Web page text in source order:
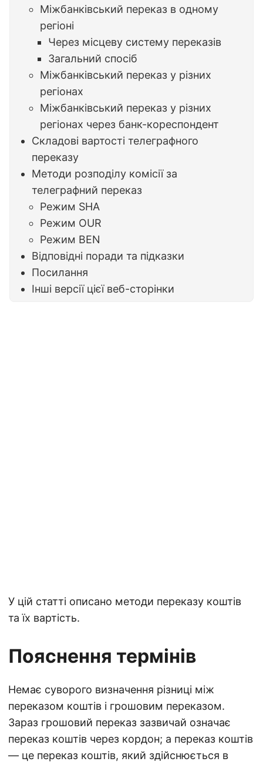
Міжбанківський переказ в одному
регіоні
Через місцеву систему переказів
Загальний спосіб
Міжбанківський переказ у різних
регіонах
Міжбанківський переказ у різних
регіонах через банк-кореспондент
Складові вартості телеграфного
переказу
Методи розподілу комісії за
телеграфний переказ
Режим SHA
Режим OUR
Режим BEN
Відповідні поради та підказки
Посилання
Інші версії цієї веб-сторінки
У цій статті описано методи переказу коштів
та їх вартість.
Пояснення термінів
Немає суворого визначення різниці між
переказом коштів і грошовим переказом.
Зараз грошовий переказ зазвичай означає
переказ коштів через кордон; а переказ коштів
— це переказ коштів, який здійснюється в